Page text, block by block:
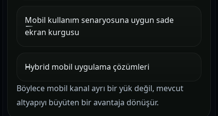
Mobil kullanım senaryosuna uygun sade
ekran kurgusu
Hybrid mobil uygulama çözümleri
Böylece mobil kanal ayrı bir yük değil, mevcut
altyapıyı büyüten bir avantaja dönüşür.